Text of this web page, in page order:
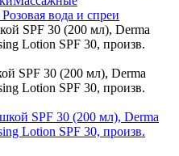
Розовая вода и спреи
SPF 30 (200 мл), Derma
Lotion SPF 30, произв.
SPF 30 (200 мл), Derma
Lotion SPF 30, произв.